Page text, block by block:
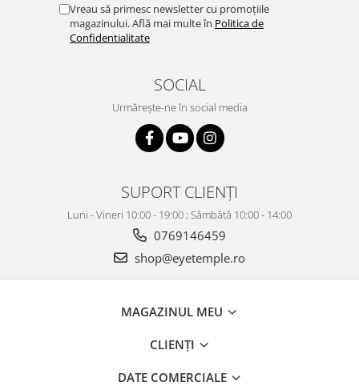
Vreau să primesc newsletter cu promoțiile
magazinului. Află mai multe în Politica de
Confidentialitate
SOCIAL
Urmărește-ne în social media
SUPORT CLIENȚI
Luni - Vineri 10:00 - 19:00 ; Sâmbătă 10:00 - 14:00
0769146459
shop@eyetemple.ro
MAGAZINUL MEU
CLIENȚI
DATE COMERCIALE